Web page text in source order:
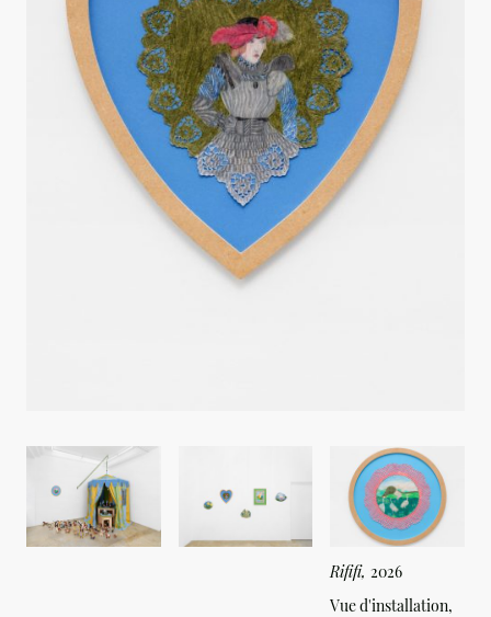
Rififi,2026
Vue d'installation,